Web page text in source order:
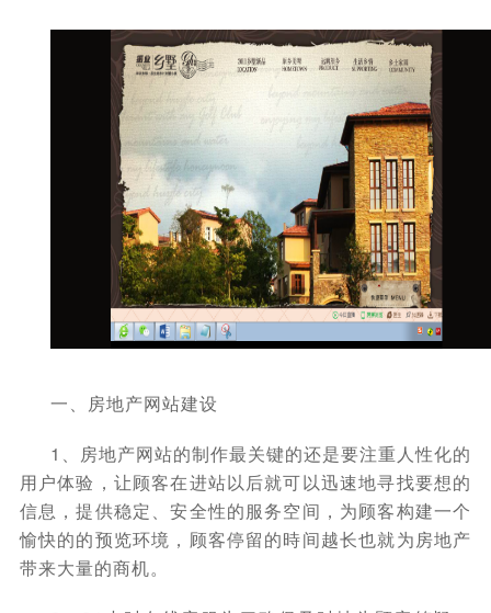
一、房地产网站建设
1、房地产网站的制作最关键的还是要注重人性化的
用户体验，让顾客在进站以后就可以迅速地寻找要想的
信息，提供稳定、安全性的服务空间，为顾客构建一个
愉快的的预览环境，顾客停留的時间越长也就为房地产
带来大量的商机。